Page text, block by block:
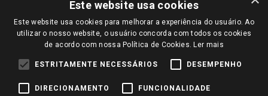
Notícias
Perguntas frequentes
Identidade Visual
Trocas e Devoluções
Redes Sociais
Este website usa cookies
Este website usa cookies para melhorar a experiência do usuário. Ao
utilizar o nosso website, o usuário concorda com todos os cookies
de acordo com nossa Política de Cookies. Ler mais
ESTRITAMENTE NECESSÁRIOS DESEMPENHO
DIRECIONAMENTO FUNCIONALIDADE